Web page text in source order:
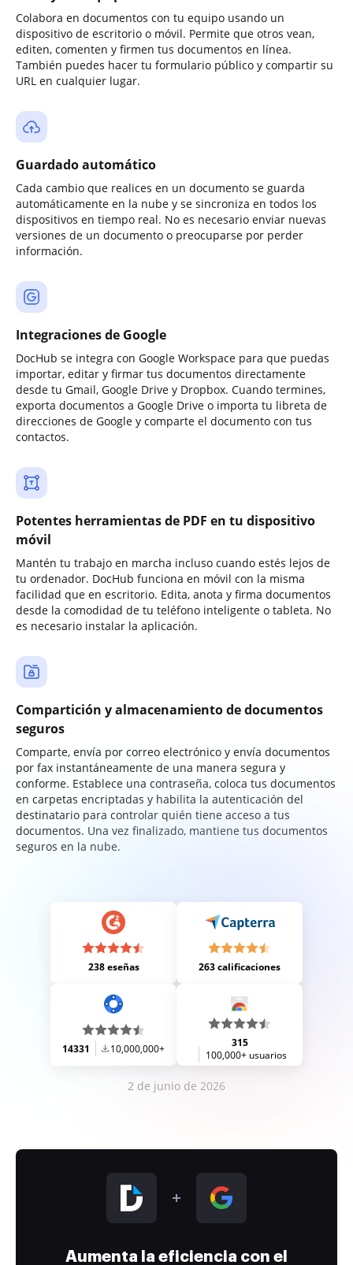
Colabora en documentos con tu equipo usando un
dispositivo de escritorio o móvil. Permite que otros vean,
editen, comenten y firmen tus documentos en línea.
También puedes hacer tu formulario público y compartir su
URL en cualquier lugar.
Guardado automático
Cada cambio que realices en un documento se guarda
automáticamente en la nube y se sincroniza en todos los
dispositivos en tiempo real. No es necesario enviar nuevas
versiones de un documento o preocuparse por perder
información.
Integraciones de Google
DocHub se integra con Google Workspace para que puedas
importar, editar y firmar tus documentos directamente
desde tu Gmail, Google Drive y Dropbox. Cuando termines,
exporta documentos a Google Drive o importa tu libreta de
direcciones de Google y comparte el documento con tus
contactos.
Potentes herramientas de PDF en tu dispositivo
móvil
Mantén tu trabajo en marcha incluso cuando estés lejos de
tu ordenador. DocHub funciona en móvil con la misma
facilidad que en escritorio. Edita, anota y firma documentos
desde la comodidad de tu teléfono inteligente o tableta. No
es necesario instalar la aplicación.
Compartición y almacenamiento de documentos
seguros
Comparte, envía por correo electrónico y envía documentos
por fax instantáneamente de una manera segura y
conforme. Establece una contraseña, coloca tus documentos
en carpetas encriptadas y habilita la autenticación del
destinatario para controlar quién tiene acceso a tus
documentos. Una vez finalizado, mantiene tus documentos
seguros en la nube.
238 eseñas 263 calificaciones
14331 10,000,000+
315
100,000+ usuarios
2 de junio de 2026
Aumenta la eficiencia con el